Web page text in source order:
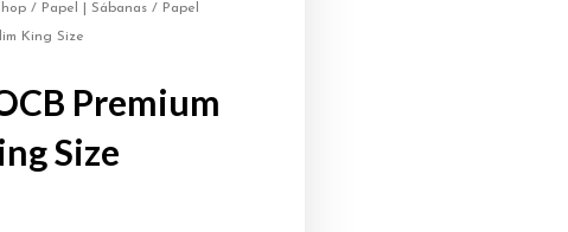
/ Papel | Sábanas / Papel
King Size
Premium
Size